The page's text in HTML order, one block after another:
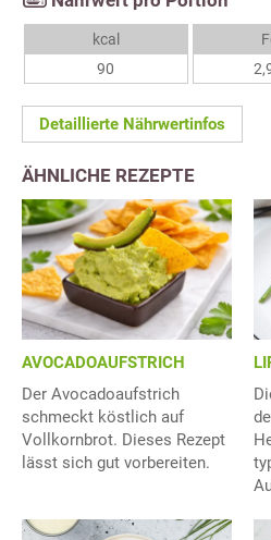
kcal
90
Detaillierte Nährwertinfos
ÄHNLICHE REZEPTE
AVOCADOAUFSTRICH
Der Avocadoaufstrich
schmeckt köstlich auf
Vollkornbrot. Dieses Rezept
lässt sich gut vorbereiten.